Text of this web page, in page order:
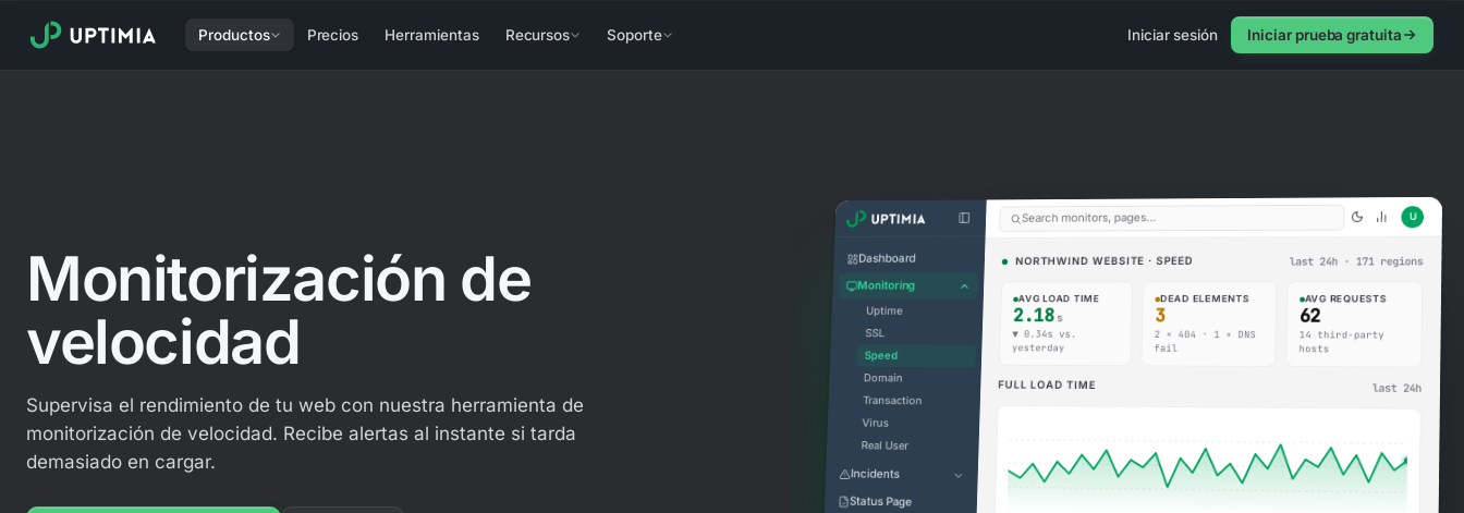
Productos Precios Herramientas Recursos Soporte Iniciar sesión Iniciar prueba gratuita
Monitorización de
velocidad
Supervisa el rendimiento de tu web con nuestra herramienta de
monitorización de velocidad. Recibe alertas al instante si tarda
demasiado en cargar.
Dashboard
Monitoring
Uptime
SSL
Speed
Domain
Transaction
Virus
Real User
Incidents
Status Page
Search monitors, pages… U
NORTHWIND WEBSITE · SPEED last 24h · 171 regions
AVG LOAD TIME
2.18 s
▼ 0.34s vs.
yesterday
DEAD ELEMENTS
3
2 × 404 · 1 × DNS
fail
AVG REQUESTS
62
14 third-party
hosts
FULL LOAD TIME last 24h